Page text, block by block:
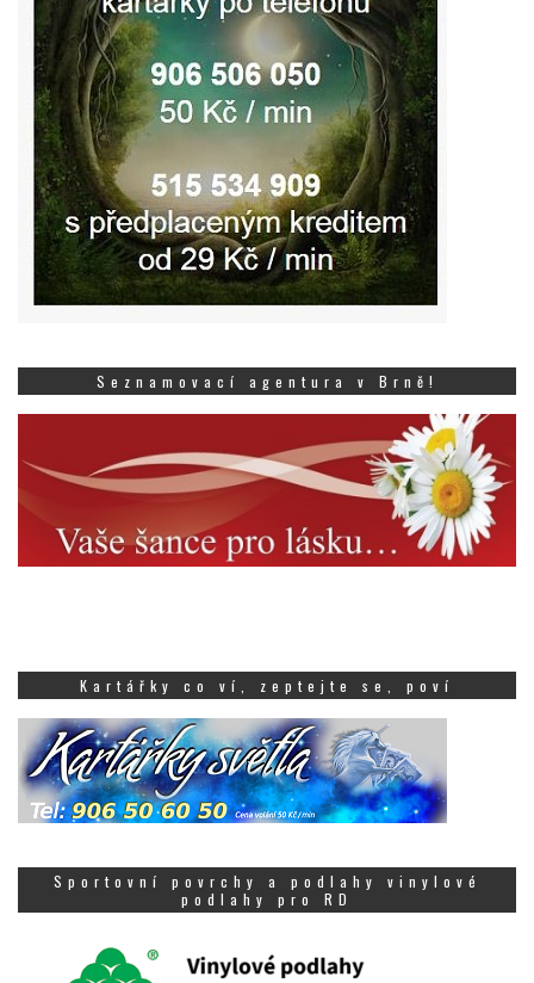
Seznamovací agentura v Brně!
Kartářky co ví, zeptejte se, poví
Sportovní povrchy a podlahy vinylové
podlahy pro RD